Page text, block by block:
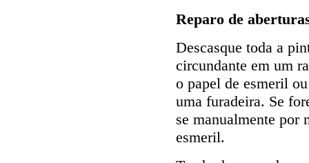
Reparo de
Descasque toda a
circundante em um
o papel de esmeril
uma furadeira. Se
se manualmente por
esmeril.